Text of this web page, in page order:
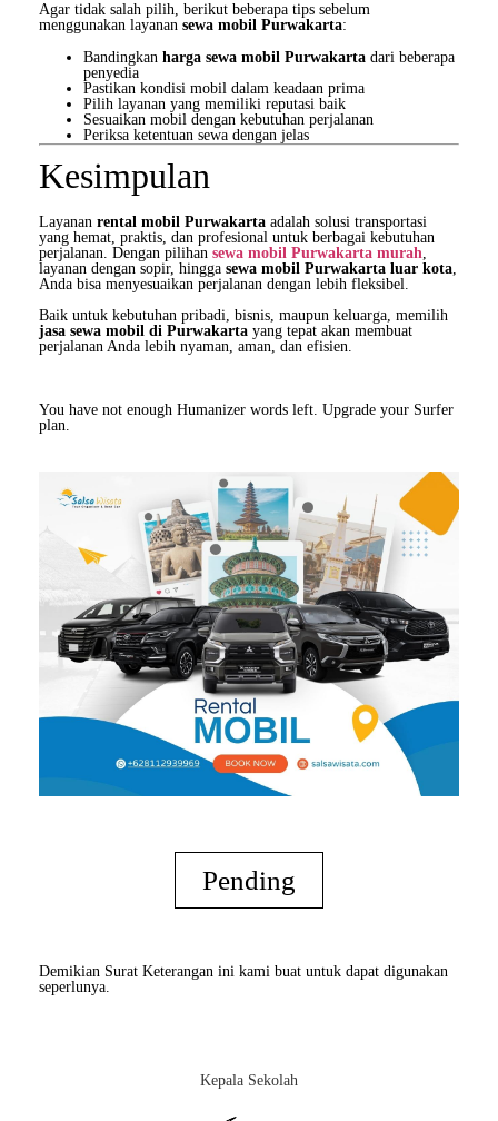
Agar tidak salah pilih, berikut beberapa tips sebelum
menggunakan layanan sewa mobil Purwakarta:
Bandingkan harga sewa mobil Purwakarta dari beberapa
penyedia
Pastikan kondisi mobil dalam keadaan prima
Pilih layanan yang memiliki reputasi baik
Sesuaikan mobil dengan kebutuhan perjalanan
Periksa ketentuan sewa dengan jelas
Kesimpulan
Layanan rental mobil Purwakarta adalah solusi transportasi
yang hemat, praktis, dan profesional untuk berbagai kebutuhan
perjalanan. Dengan pilihan sewa mobil Purwakarta murah
layanan dengan sopir, hingga sewa mobil Purwakarta luar kota
Anda bisa menyesuaikan perjalanan dengan lebih fleksibel.
Baik untuk kebutuhan pribadi, bisnis, maupun keluarga, memilih
jasa sewa mobil di Purwakarta yang tepat akan membuat
perjalanan Anda lebih nyaman, aman, dan efisien.
You have not enough Humanizer words left. Upgrade your Surfer
plan.
Pending
Demikian Surat Keterangan ini kami buat untuk dapat digunakan
seperlunya.
Kepala Sekolah